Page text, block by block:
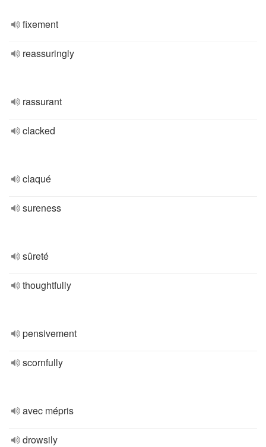
fixement
reassuringly
rassurant
clacked
claqué
sureness
sûreté
thoughtfully
pensivement
scornfully
avec mépris
drowsily